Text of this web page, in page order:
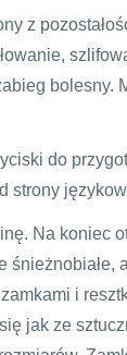
z
bolesny.
do
strony
Na koniec
i
jak ze